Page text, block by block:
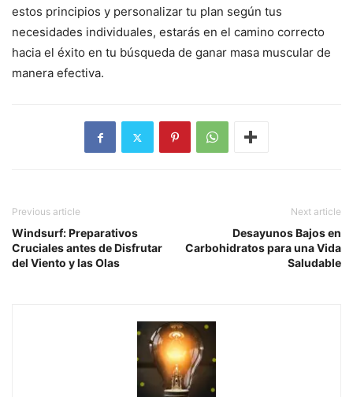
estos principios y personalizar tu plan según tus
necesidades individuales, estarás en el camino correcto
hacia el éxito en tu búsqueda de ganar masa muscular de
manera efectiva.
Previous article
Windsurf: Preparativos
Cruciales antes de Disfrutar
del Viento y las Olas
Next article
Desayunos Bajos en
Carbohidratos para una Vida
Saludable